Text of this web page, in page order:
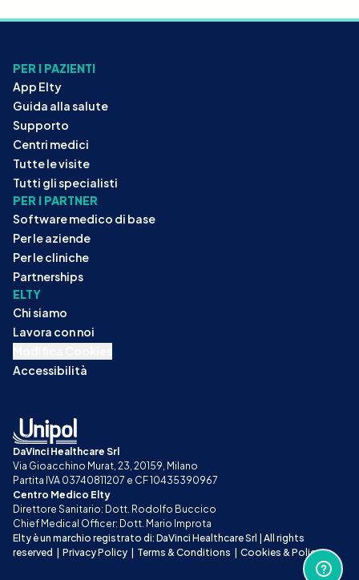
PER I PAZIENTI
App Elty
Guida alla salute
Supporto
Centri medici
Tutte le visite
Tutti gli specialisti
PER I PARTNER
Software medico di base
Per le aziende
Per le cliniche
Partnerships
ELTY
Chi siamo
Lavora con noi
Accessibilità
DaVinci Healthcare Srl
Via Gioacchino Murat, 23, 20159, Milano
Partita IVA 03740811207 e CF 10435390967
Centro Medico Elty
Direttore Sanitario: Dott. Rodolfo Buccico
Chief Medical Officer: Dott. Mario Improta
Elty è un marchio registrato di: DaVinci Healthcare Srl | All rights
reserved | Privacy Policy | Terms & Conditions | Cookies & Policy